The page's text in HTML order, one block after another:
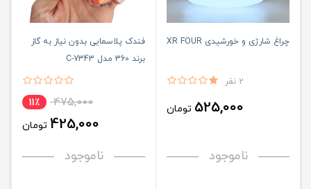
چراغ شارژی و خورشیدی XR FOUR
2 نفر
525,000 تومان
ناموجود
فندک پلاسمایی بدون نیاز به گاز
برند 360 مدل C-7343
475,000 11٪
425,000 تومان
ناموجود